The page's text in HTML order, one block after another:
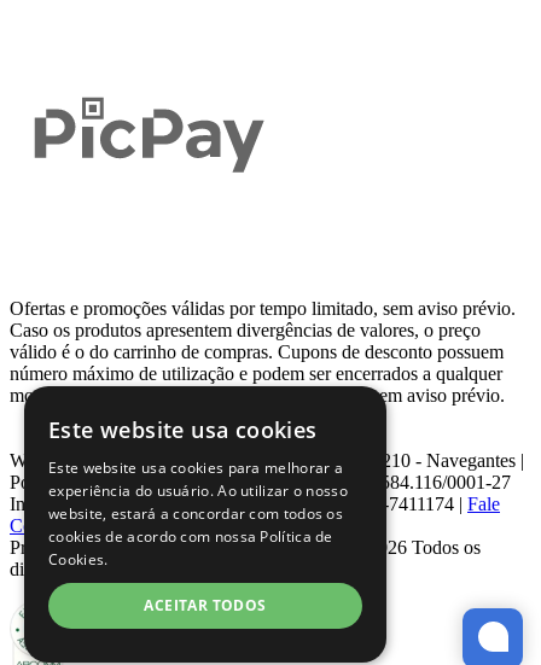
Ofertas e promoções válidas por tempo limitado, sem aviso prévio.
Caso os produtos apresentem divergências de valores, o preço
válido é o do carrinho de compras. Cupons de desconto possuem
número máximo de utilização e podem ser encerrados a qualquer
momento, de acordo com sua disponibilidade e sem aviso prévio.
Webcontinental LTDA | Travessa Venezuela, Nº 210 - Navegantes |
Porto Alegre - RS - CEP: 90.240-220 CNPJ: 08.584.116/0001-27
Inscrição Estadual: 0963171399 | Telefone: 0800-7411174 | Fale
Conosco|ouvidoria@webcontinental.com.br
Proibida reprodução total ou parcial | © 2007 - 2026 Todos os
direitos reservados - WebContinental
Este website usa cookies
Este website usa cookies para melhorar a
experiência do usuário. Ao utilizar o nosso
website, estará a concordar com todos os
cookies de acordo com nossa Política de
Cookies.
ACEITAR TODOS